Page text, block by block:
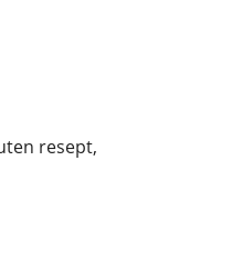
resept,